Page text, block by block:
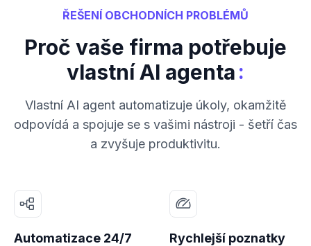
ŘEŠENÍ OBCHODNÍCH PROBLÉMŮ
Proč vaše firma potřebuje
vlastní AI agenta:
Vlastní AI agent automatizuje úkoly, okamžitě
odpovídá a spojuje se s vašimi nástroji - šetří čas
a zvyšuje produktivitu.
Automatizace 24/7 Rychlejší poznatky